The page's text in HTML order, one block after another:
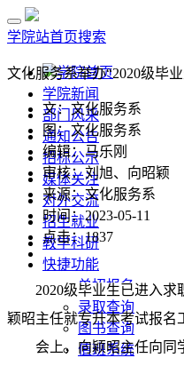
学院站首页搜索
学院首页
学院新闻
部门风采
通知公告
招标公示
媒体关注
对外交流
招生就业
教学科研
快捷功能
单招报名
录取查询
图书查询
值班系统
文化服务系举办“2020级毕
文：文化服务系
图：文化服务系
编辑：马乐刚
审核：刘旭、向昭颖
来源：文化服务系
时间：2023-05-11
点击：1837
2020级毕业生已进入求
颖昭主任就专升本考试报名
会上，向颖昭主任向同